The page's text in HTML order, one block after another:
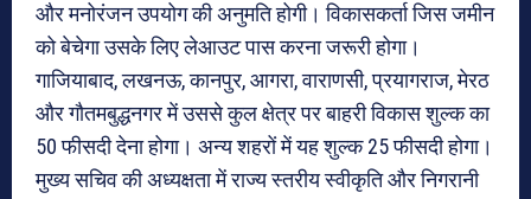
और मनोरंजन उपयोग की अनुमति होगी। विकासकर्ता जिस जमीन
को बेचेगा उसके लिए लेआउट पास करना जरूरी होगा।
गाजियाबाद, लखनऊ, कानपुर, आगरा, वाराणसी, प्रयागराज, मेरठ
और गौतमबुद्धनगर में उससे कुल क्षेत्र पर बाहरी विकास शुल्क का
50 फीसदी देना होगा। अन्य शहरों में यह शुल्क 25 फीसदी होगा।
मुख्य सचिव की अध्यक्षता में राज्य स्तरीय स्वीकृति और निगरानी